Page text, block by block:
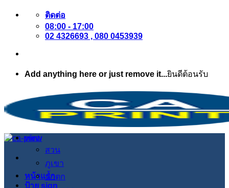
ข้าม
เนื้อหา
ติดต่อ
08:00 - 17:00
02 4326693 , 080 0453939
Add anything here or just remove it...ยินดีต้อนรับ
หน้าแรก
ป้าย sign
view
สวน
ภูเขา
น้ำตก